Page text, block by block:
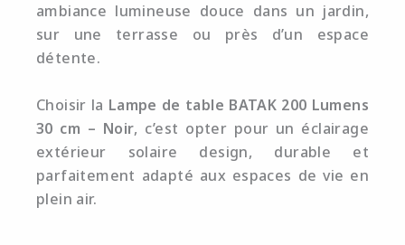
ambiance lumineuse douce dans un jardin,
sur une terrasse ou près d’un espace
détente.
Choisir la Lampe de table BATAK 200 Lumens
30 cm – Noir, c’est opter pour un éclairage
extérieur solaire design, durable et
parfaitement adapté aux espaces de vie en
plein air.